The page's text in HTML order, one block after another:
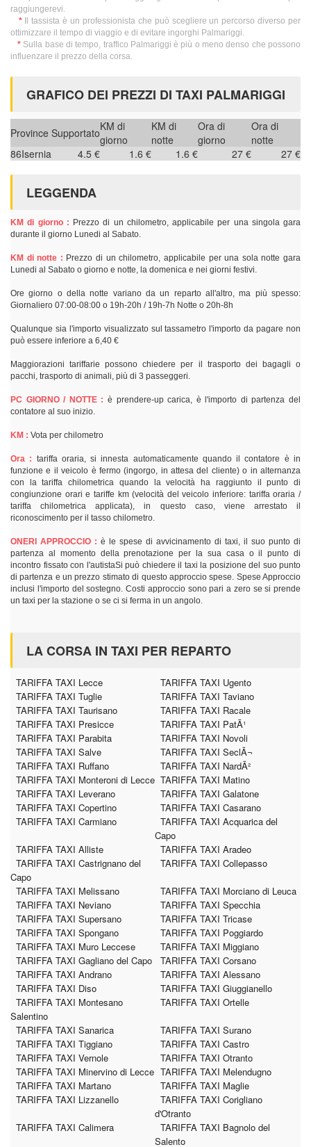
raggiungerevi.
*Il tassista è un professionista che può scegliere un percorso diverso per
ottimizzare il tempo di viaggio e di evitare ingorghi Palmariggi.
*Sulla base di tempo, traffico Palmariggi è più o meno denso che possono
influenzare il prezzo della corsa.
GRAFICO DEI PREZZI DI TAXI PALMARIGGI
Province SupportatoKM di
giorno
KM di
notte
Ora di
giorno
Ora di
notte
86Isernia 4.5 € 1.6 € 1.6 € 27 € 27 €
LEGGENDA
KM di giorno : Prezzo di un chilometro, applicabile per una singola gara
durante il giorno Lunedi al Sabato.
KM di notte : Prezzo di un chilometro, applicabile per una sola notte gara
Lunedi al Sabato o giorno e notte, la domenica e nei giorni festivi.
Ore giorno o della notte variano da un reparto all'altro, ma più spesso:
Giornaliero 07:00-08:00 o 19h-20h / 19h-7h Notte o 20h-8h
Qualunque sia l'importo visualizzato sul tassametro l'importo da pagare non
può essere inferiore a 6,40 €
Maggiorazioni tariffarie possono chiedere per il trasporto dei bagagli o
pacchi, trasporto di animali, più di 3 passeggeri.
PC GIORNO / NOTTE : è prendere-up carica, è l'importo di partenza del
contatore al suo inizio.
KM : Vota per chilometro
Ora : tariffa oraria, si innesta automaticamente quando il contatore è in
funzione e il veicolo è fermo (ingorgo, in attesa del cliente) o in alternanza
con la tariffa chilometrica quando la velocità ha raggiunto il punto di
congiunzione orari e tariffe km (velocità del veicolo inferiore: tariffa oraria /
tariffa chilometrica applicata), in questo caso, viene arrestato il
riconoscimento per il tasso chilometro.
ONERI APPROCCIO : è le spese di avvicinamento di taxi, il suo punto di
partenza al momento della prenotazione per la sua casa o il punto di
incontro fissato con l'autistaSi può chiedere il taxi la posizione del suo punto
di partenza e un prezzo stimato di questo approccio spese. Spese Approccio
inclusi l'importo del sostegno. Costi approccio sono pari a zero se si prende
un taxi per la stazione o se ci si ferma in un angolo.
LA CORSA IN TAXI PER REPARTO
TARIFFA TAXI Lecce
TARIFFA TAXI Ugento
TARIFFA TAXI Tuglie
TARIFFA TAXI Taviano
TARIFFA TAXI Taurisano
TARIFFA TAXI Racale
TARIFFA TAXI Presicce
TARIFFA TAXI PatÃ¹
TARIFFA TAXI Parabita
TARIFFA TAXI Novoli
TARIFFA TAXI Salve
TARIFFA TAXI SeclÃ¬
TARIFFA TAXI Ruffano
TARIFFA TAXI NardÃ²
TARIFFA TAXI Monteroni di Lecce TARIFFA TAXI Matino
TARIFFA TAXI Leverano
TARIFFA TAXI Galatone
TARIFFA TAXI Copertino
TARIFFA TAXI Casarano
TARIFFA TAXI Carmiano
TARIFFA TAXI Acquarica del
Capo
TARIFFA TAXI Alliste
TARIFFA TAXI Aradeo
TARIFFA TAXI Castrignano del
Capo
TARIFFA TAXI Collepasso
TARIFFA TAXI Melissano
TARIFFA TAXI Morciano di Leuca
TARIFFA TAXI Neviano
TARIFFA TAXI Specchia
TARIFFA TAXI Supersano
TARIFFA TAXI Tricase
TARIFFA TAXI Spongano
TARIFFA TAXI Poggiardo
TARIFFA TAXI Muro Leccese
TARIFFA TAXI Miggiano
TARIFFA TAXI Gagliano del Capo
TARIFFA TAXI Corsano
TARIFFA TAXI Andrano
TARIFFA TAXI Alessano
TARIFFA TAXI Diso
TARIFFA TAXI Giuggianello
TARIFFA TAXI Montesano
Salentino
TARIFFA TAXI Ortelle
TARIFFA TAXI Sanarica
TARIFFA TAXI Surano
TARIFFA TAXI Tiggiano
TARIFFA TAXI Castro
TARIFFA TAXI Vernole
TARIFFA TAXI Otranto
TARIFFA TAXI Minervino di Lecce TARIFFA TAXI Melendugno
TARIFFA TAXI Martano
TARIFFA TAXI Maglie
TARIFFA TAXI Lizzanello
TARIFFA TAXI Corigliano
d'Otranto
TARIFFA TAXI Calimera
TARIFFA TAXI Bagnolo del
Salento